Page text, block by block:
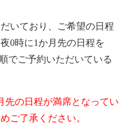
いており、ご希望の日程
0時に1か月先の日程を
でご予約いただいている
先の日程が満席となってい
ご了承ください。